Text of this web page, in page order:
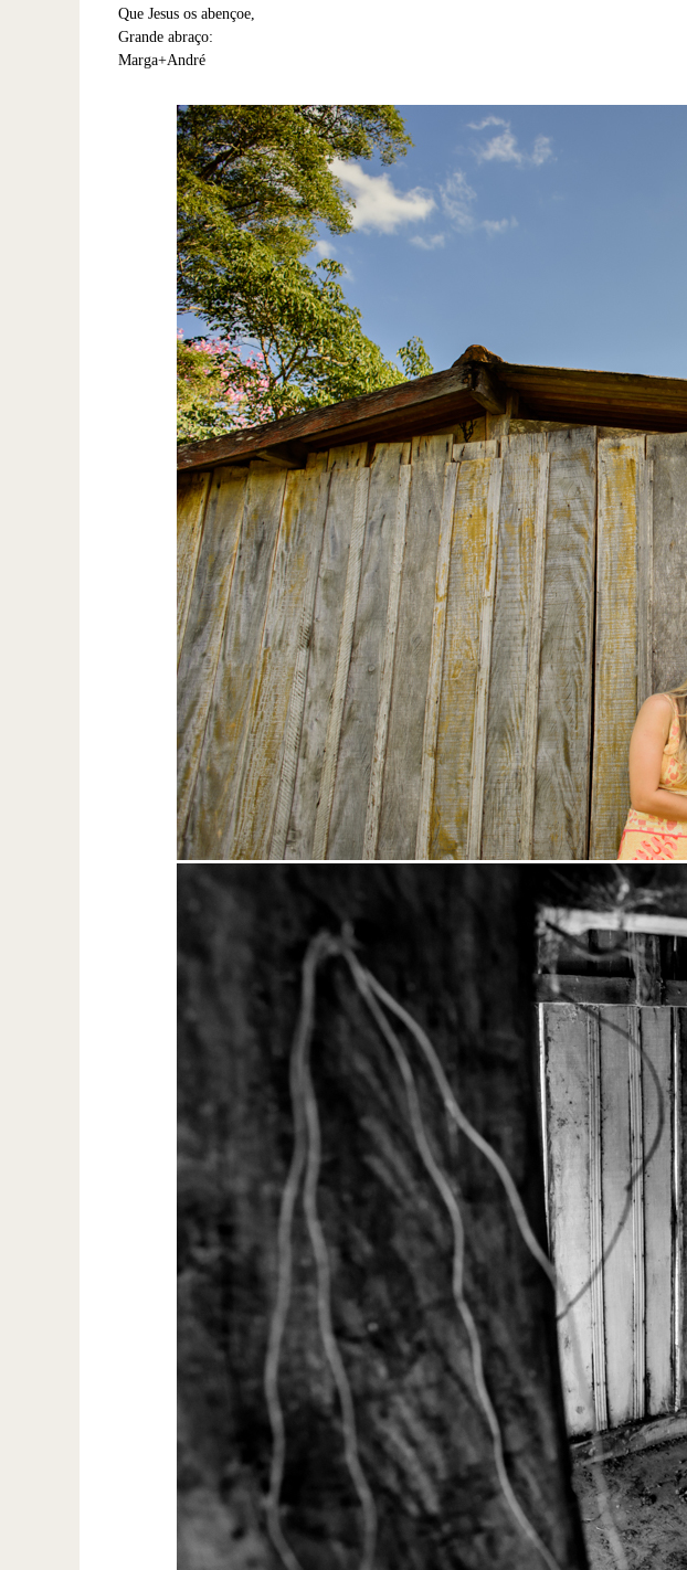
Que Jesus os abençoe,
Grande abraço:
Marga+André